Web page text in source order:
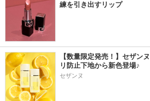
練を引き出すリップ
【数量限定発売！】セザン
リ防止下地から新色登場♪
セザンヌ